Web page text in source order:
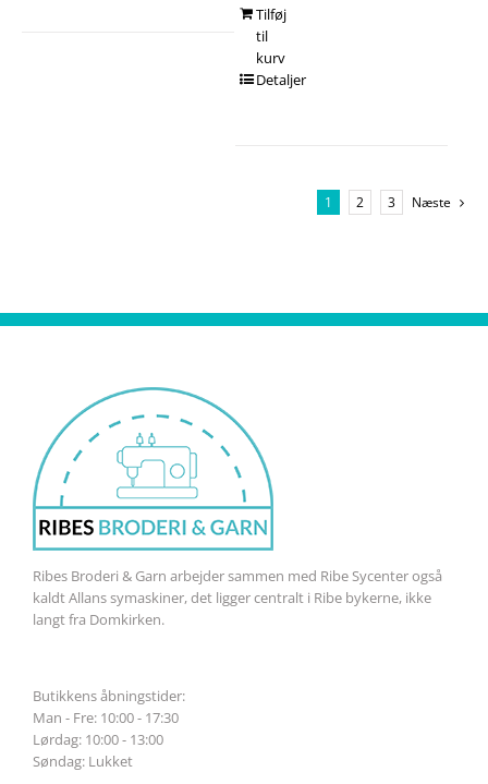
Tilføj
til
kurv
Detaljer
1 2 3 Næste
Ribes Broderi & Garn arbejder sammen med Ribe Sycenter også
kaldt Allans symaskiner, det ligger centralt i Ribe bykerne, ikke
langt fra Domkirken.
Butikkens åbningstider:
Man - Fre: 10:00 - 17:30
Lørdag: 10:00 - 13:00
Søndag: Lukket